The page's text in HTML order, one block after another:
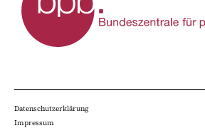
Datenschutzerklärung
Impressum